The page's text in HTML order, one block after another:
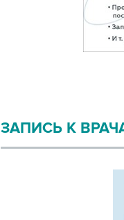
ЗАПИСЬ К